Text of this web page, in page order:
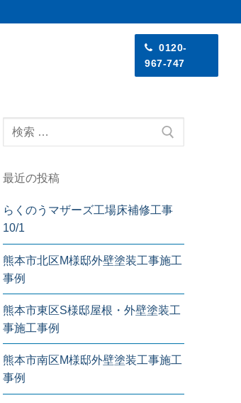
0120-
967-747
最近の投稿
らくのうマザーズ工場床補修工事
10/1
熊本市北区M様邸外壁塗装工事施工
事例
熊本市東区S様邸屋根・外壁塗装工
事施工事例
熊本市南区M様邸外壁塗装工事施工
事例